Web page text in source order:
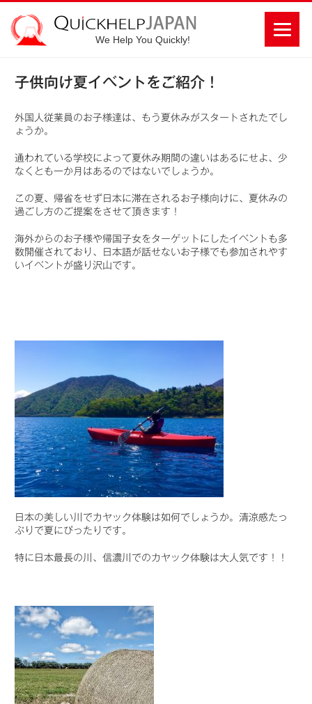
We Help You Quickly!
子供向け夏イベントをご紹介！
外国人従業員のお子様達は、もう夏休みがスタートされたでし
ょうか。
通われている学校によって夏休み期間の違いはあるにせよ、少
なくとも一か月はあるのではないでしょうか。
この夏、帰省をせず日本に滞在されるお子様向けに、夏休みの
過ごし方のご提案をさせて頂きます！
海外からのお子様や帰国子女をターゲットにしたイベントも多
数開催されており、日本語が話せないお子様でも参加されやす
いイベントが盛り沢山です。
日本の美しい川でカヤック体験は如何でしょうか。清涼感たっ
ぷりで夏にぴったりです。
特に日本最長の川、信濃川でのカヤック体験は大人気です！！